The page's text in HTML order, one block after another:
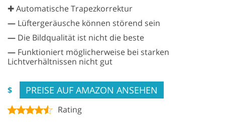
✚ Automatische Trapezkorrektur
— Lüftergeräusche können störend sein
— Die Bildqualität ist nicht die beste
— Funktioniert möglicherweise bei starken
Lichtverhältnissen nicht gut
$ PREISE AUF AMAZON ANSEHEN
Rating